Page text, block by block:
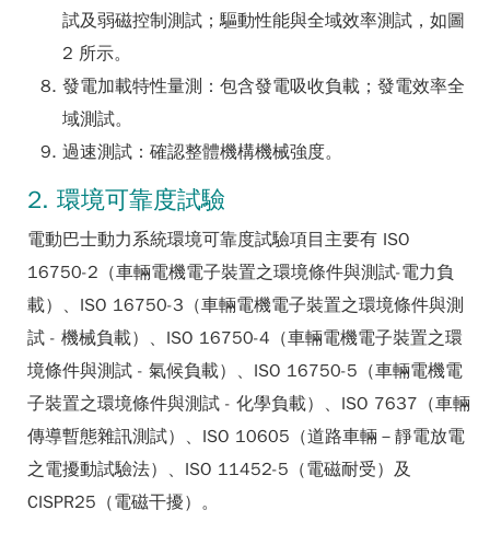
試及弱磁控制測試；驅動性能與全域效率測試，如圖
2 所示。
發電加載特性量測：包含發電吸收負載；發電效率全
域測試。
過速測試：確認整體機構機械強度。
2. 環境可靠度試驗
電動巴士動力系統環境可靠度試驗項目主要有 ISO
16750-2（車輛電機電子裝置之環境條件與測試-電力負
載）、ISO 16750-3（車輛電機電子裝置之環境條件與測
試 - 機械負載）、ISO 16750-4（車輛電機電子裝置之環
境條件與測試 - 氣候負載）、ISO 16750-5（車輛電機電
子裝置之環境條件與測試 - 化學負載）、ISO 7637（車輛
傳導暫態雜訊測試）、ISO 10605（道路車輛－靜電放電
之電擾動試驗法）、ISO 11452-5（電磁耐受）及
CISPR25（電磁干擾）。